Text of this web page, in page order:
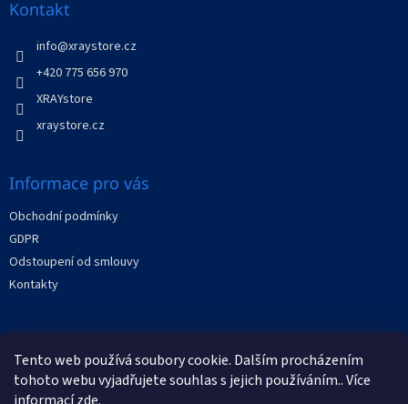
Tento web používá soubory cookie. Dalším procházením
tohoto webu vyjadřujete souhlas s jejich používáním.. Více
Kontakt
info@xraystore.cz
+420 775 656 970
XRAYstore
xraystore.cz
Informace pro vás
Obchodní podmínky
GDPR
Odstoupení od smlouvy
Kontakty
Facebook